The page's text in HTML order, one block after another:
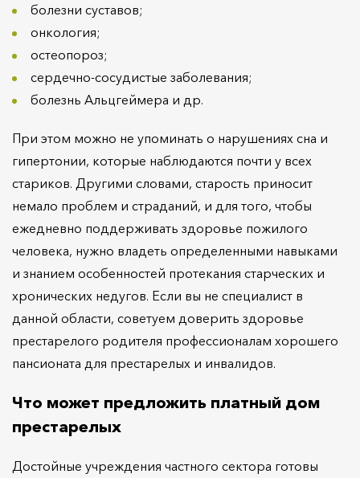
болезни суставов;
онкология;
остеопороз;
сердечно-сосудистые заболевания;
болезнь Альцгеймера и др.
При этом можно не упоминать о нарушениях сна и
гипертонии, которые наблюдаются почти у всех
стариков. Другими словами, старость приносит
немало проблем и страданий, и для того, чтобы
ежедневно поддерживать здоровье пожилого
человека, нужно владеть определенными навыками
и знанием особенностей протекания старческих и
хронических недугов. Если вы не специалист в
данной области, советуем доверить здоровье
престарелого родителя профессионалам хорошего
пансионата для престарелых и инвалидов.
Что может предложить платный дом
престарелых
Достойные учреждения частного сектора готовы